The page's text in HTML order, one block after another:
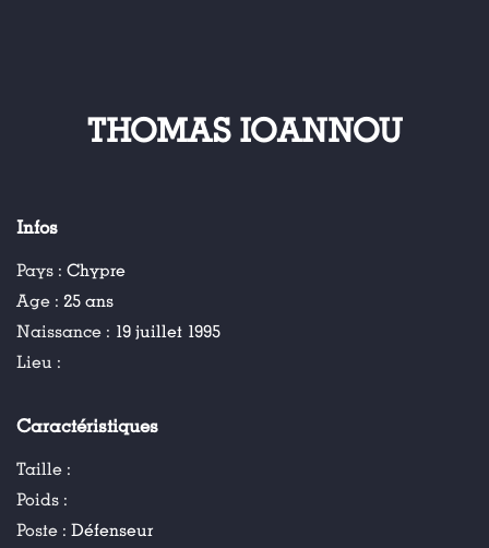
THOMAS IOANNOU
Infos
Pays : Chypre
Age : 25 ans
Naissance : 19 juillet 1995
Lieu :
Caractéristiques
Taille :
Poids :
Poste : Défenseur